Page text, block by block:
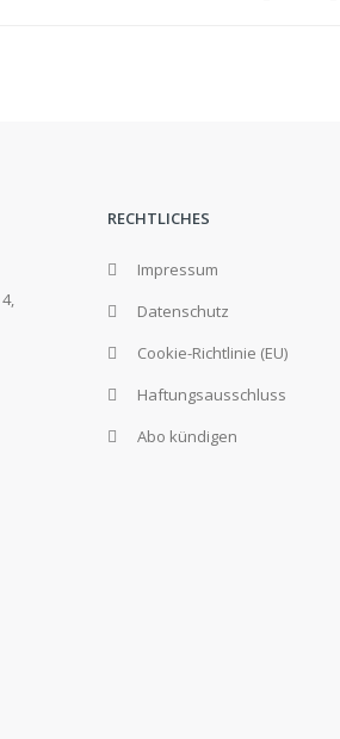
RECHTLICHES
Impressum
Datenschutz
Cookie-Richtlinie (EU)
Haftungsausschluss
Abo kündigen